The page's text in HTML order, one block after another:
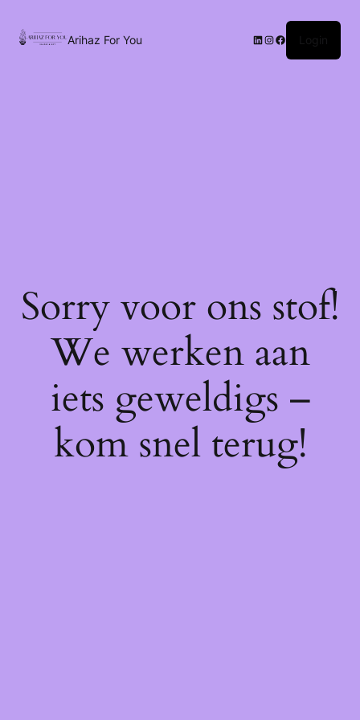
Arihaz For You Login
Sorry voor ons stof!
We werken aan
iets geweldigs –
kom snel terug!